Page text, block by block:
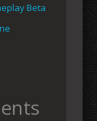
Beta